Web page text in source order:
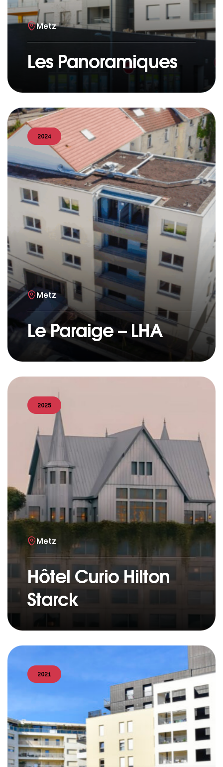
Metz
Les Panoramiques
2024
Metz
Le Paraige – LHA
2025
Metz
Hôtel Curio Hilton
Starck
2021